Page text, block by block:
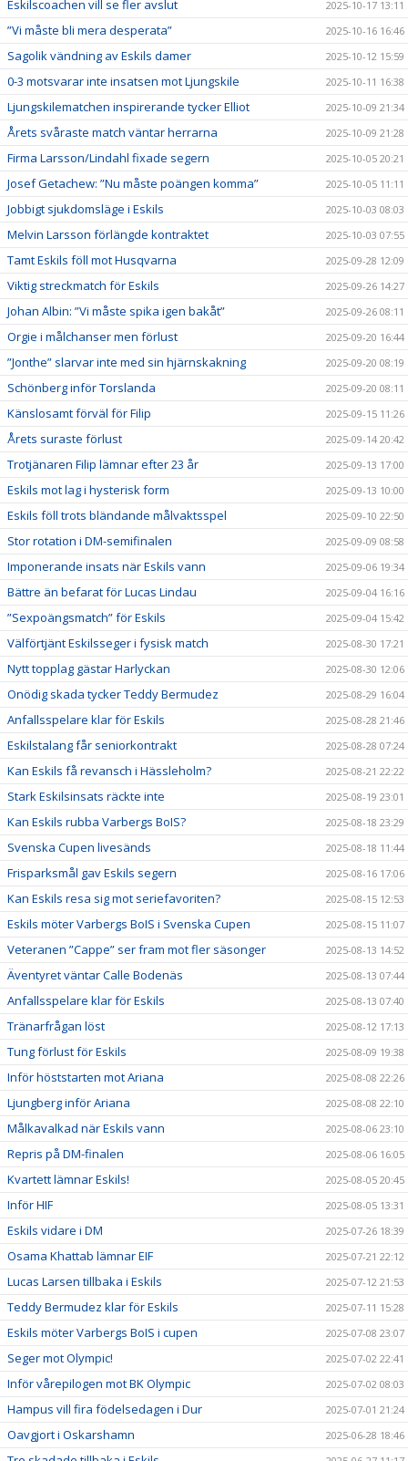
Eskilscoachen vill se fler avslut 2025-10-17 13:11
”Vi måste bli mera desperata” 2025-10-16 16:46
Sagolik vändning av Eskils damer 2025-10-12 15:59
0-3 motsvarar inte insatsen mot Ljungskile 2025-10-11 16:38
Ljungskilematchen inspirerande tycker Elliot 2025-10-09 21:34
Årets svåraste match väntar herrarna 2025-10-09 21:28
Firma Larsson/Lindahl fixade segern 2025-10-05 20:21
Josef Getachew: ”Nu måste poängen komma” 2025-10-05 11:11
Jobbigt sjukdomsläge i Eskils 2025-10-03 08:03
Melvin Larsson förlängde kontraktet 2025-10-03 07:55
Tamt Eskils föll mot Husqvarna 2025-09-28 12:09
Viktig streckmatch för Eskils 2025-09-26 14:27
Johan Albin: ”Vi måste spika igen bakåt” 2025-09-26 08:11
Orgie i målchanser men förlust 2025-09-20 16:44
”Jonthe” slarvar inte med sin hjärnskakning 2025-09-20 08:19
Schönberg inför Torslanda 2025-09-20 08:11
Känslosamt förväl för Filip 2025-09-15 11:26
Årets suraste förlust 2025-09-14 20:42
Trotjänaren Filip lämnar efter 23 år 2025-09-13 17:00
Eskils mot lag i hysterisk form 2025-09-13 10:00
Eskils föll trots bländande målvaktsspel 2025-09-10 22:50
Stor rotation i DM-semifinalen 2025-09-09 08:58
Imponerande insats när Eskils vann 2025-09-06 19:34
Bättre än befarat för Lucas Lindau 2025-09-04 16:16
”Sexpoängsmatch” för Eskils 2025-09-04 15:42
Välförtjänt Eskilsseger i fysisk match 2025-08-30 17:21
Nytt topplag gästar Harlyckan 2025-08-30 12:06
Onödig skada tycker Teddy Bermudez 2025-08-29 16:04
Anfallsspelare klar för Eskils 2025-08-28 21:46
Eskilstalang får seniorkontrakt 2025-08-28 07:24
Kan Eskils få revansch i Hässleholm? 2025-08-21 22:22
Stark Eskilsinsats räckte inte 2025-08-19 23:01
Kan Eskils rubba Varbergs BoIS? 2025-08-18 23:29
Svenska Cupen livesänds 2025-08-18 11:44
Frisparksmål gav Eskils segern 2025-08-16 17:06
Kan Eskils resa sig mot seriefavoriten? 2025-08-15 12:53
Eskils möter Varbergs BoIS i Svenska Cupen 2025-08-15 11:07
Veteranen ”Cappe” ser fram mot fler säsonger 2025-08-13 14:52
Äventyret väntar Calle Bodenäs 2025-08-13 07:44
Anfallsspelare klar för Eskils 2025-08-13 07:40
Tränarfrågan löst 2025-08-12 17:13
Tung förlust för Eskils 2025-08-09 19:38
Inför höststarten mot Ariana 2025-08-08 22:26
Ljungberg inför Ariana 2025-08-08 22:10
Målkavalkad när Eskils vann 2025-08-06 23:10
Repris på DM-finalen 2025-08-06 16:05
Kvartett lämnar Eskils! 2025-08-05 20:45
Inför HIF 2025-08-05 13:31
Eskils vidare i DM 2025-07-26 18:39
Osama Khattab lämnar EIF 2025-07-21 22:12
Lucas Larsen tillbaka i Eskils 2025-07-12 21:53
Teddy Bermudez klar för Eskils 2025-07-11 15:28
Eskils möter Varbergs BoIS i cupen 2025-07-08 23:07
Seger mot Olympic! 2025-07-02 22:41
Inför vårepilogen mot BK Olympic 2025-07-02 08:03
Hampus vill fira födelsedagen i Dur 2025-07-01 21:24
Oavgjort i Oskarshamn 2025-06-28 18:46